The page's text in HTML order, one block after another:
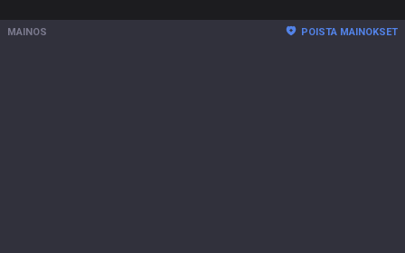
MAINOS POISTA MAINOKSET